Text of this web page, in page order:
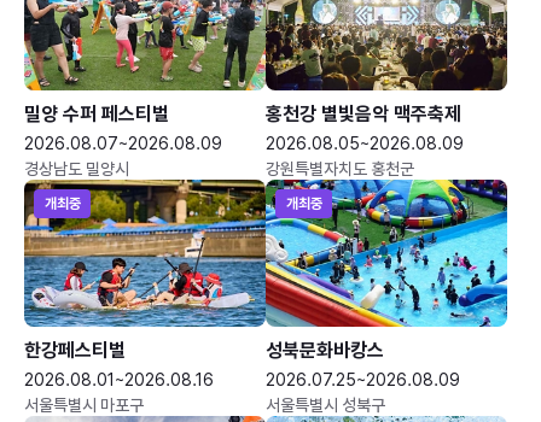
밀양 수퍼 페스티벌
2026.08.07~2026.08.09
경상남도 밀양시
홍천강 별빛음악 맥주축제
2026.08.05~2026.08.09
강원특별자치도 홍천군
개최중
한강페스티벌
2026.08.01~2026.08.16
서울특별시 마포구
개최중
성북문화바캉스
2026.07.25~2026.08.09
서울특별시 성북구